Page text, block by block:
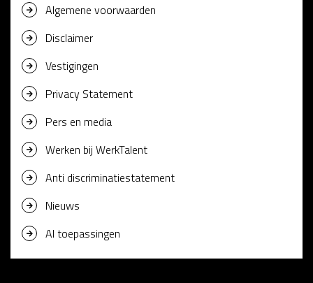
Algemene voorwaarden
Disclaimer
Vestigingen
Privacy Statement
Pers en media
Werken bij WerkTalent
Anti discriminatiestatement
Nieuws
AI toepassingen